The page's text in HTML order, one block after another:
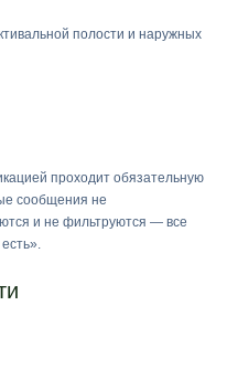
полости и наружных
проходит обязательную
сообщения не
и не фильтруются — все